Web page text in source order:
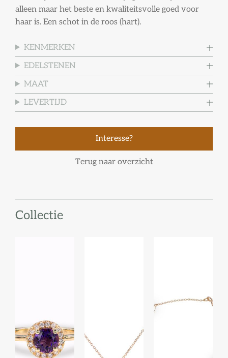
alleen maar het beste en kwaliteitsvolle goed voor
haar is. Een schot in de roos (hart).
KENMERKEN
EDELSTENEN
MAAT
LEVERTIJD
Interesse?
Terug naar overzicht
Collectie